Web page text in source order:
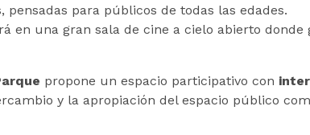
para públicos de todas las edades.
en una gran sala de cine a cielo abierto
propone un espacio participativo con
y la apropiación del espacio público